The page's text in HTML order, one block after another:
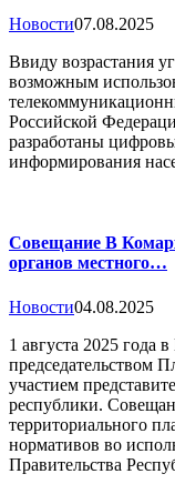
Новости07.08.2025
Ввиду возрастания
возможным
Российской
разработаны
информирования
Совещание В
органов местного…
Новости04.08.2025
1 августа 2025 года
председательством
участием
республики.
территориального
нормативов во
Правительства